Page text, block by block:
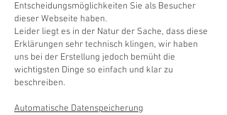
Entscheidungsmöglichkeiten Sie als Besucher
dieser Webseite haben.
Leider liegt es in der Natur der Sache, dass diese
Erklärungen sehr technisch klingen, wir haben
uns bei der Erstellung jedoch bemüht die
wichtigsten Dinge so einfach und klar zu
beschreiben.
Automatische Datenspeicherung